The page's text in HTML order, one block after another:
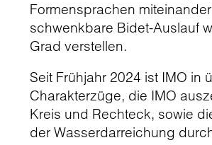
Formensprachen
schwenkbare Bidet-Auslauf
Grad verstellen.
Seit Frühjahr 2024 ist IMO in
Charakterzüge, die IMO
Kreis und Rechteck, sowie
der Wasserdarreichung